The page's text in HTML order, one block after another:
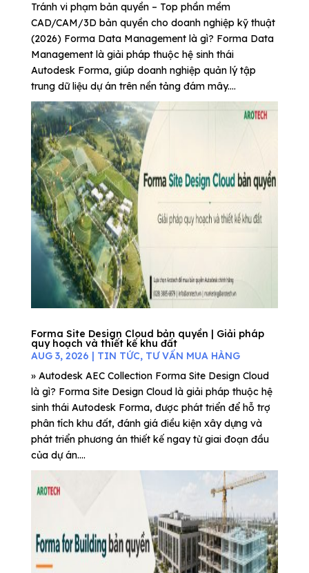
Tránh vi phạm bản quyền – Top phần mềm
CAD/CAM/3D bản quyền cho doanh nghiệp kỹ thuật
(2026) Forma Data Management là gì? Forma Data
Management là giải pháp thuộc hệ sinh thái
Autodesk Forma, giúp doanh nghiệp quản lý tập
trung dữ liệu dự án trên nền tảng đám mây....
Forma Site Design Cloud bản quyền | Giải pháp
quy hoạch và thiết kế khu đất
AUG 3, 2026 | TIN TỨC, TƯ VẤN MUA HÀNG
» Autodesk AEC Collection Forma Site Design Cloud
là gì? Forma Site Design Cloud là giải pháp thuộc hệ
sinh thái Autodesk Forma, được phát triển để hỗ trợ
phân tích khu đất, đánh giá điều kiện xây dựng và
phát triển phương án thiết kế ngay từ giai đoạn đầu
của dự án....